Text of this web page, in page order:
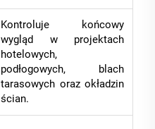
Kontroluje końcowy
wygląd w projektach
hotelowych,
podłogowych, blach
tarasowych oraz okładzin
ścian.